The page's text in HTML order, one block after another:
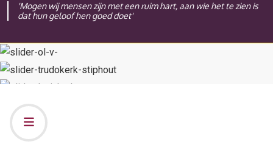
'Mogen wij mensen zijn met een ruim hart, aan wie het te zien is
dat hun geloof hen goed doet'